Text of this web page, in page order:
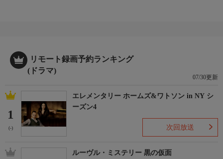
リモート録画予約ランキング
(ドラマ)
07/30更新
1
(-)
エレメンタリー ホームズ&ワトソン in NY シ
ーズン4
次回放送
ルーヴル・ミステリー 黒の仮面